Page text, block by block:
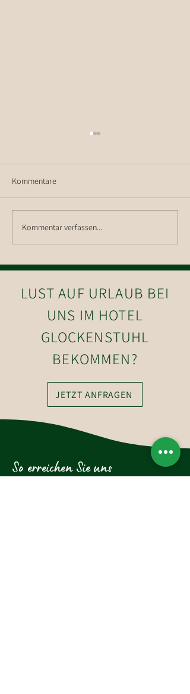
Skitag in Westendorf, der
perfekte Start ins das Jahr
Kommentare
Kommentar verfassen...
LUST AUF URLAUB BEI
UNS IM HOTEL
GLOCKENSTUHL
BEKOMMEN?
JETZT ANFRAGEN
So erreichen Sie uns